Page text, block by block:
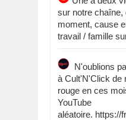
sur notre
moment, cause
travail / famille
N'oublions
à Cult'N'Click de
rouge en ces
YouTube
aléatoire. https://